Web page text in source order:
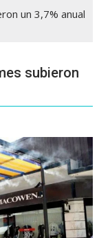
un 3,7% anual
subieron